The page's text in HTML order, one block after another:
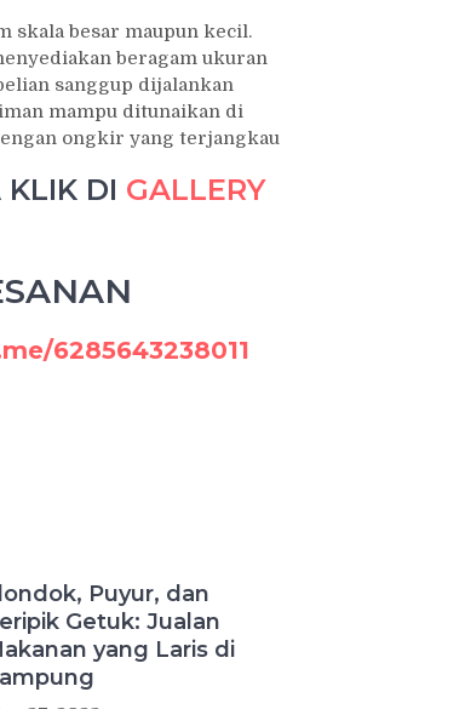
skala besar maupun kecil.
beragam ukuran
sanggup dijalankan
mampu ditunaikan di
ongkir yang terjangkau
KLIK DI GALLERY
6285643238011
Puyur, dan
Getuk: Jualan
yang Laris di